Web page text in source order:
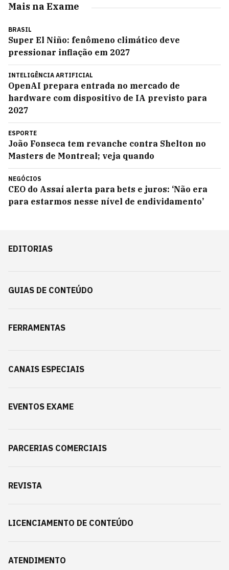
Mais na Exame
BRASIL
Super El Niño: fenômeno climático deve
pressionar inflação em 2027
INTELIGÊNCIA ARTIFICIAL
OpenAI prepara entrada no mercado de
hardware com dispositivo de IA previsto para
2027
ESPORTE
João Fonseca tem revanche contra Shelton no
Masters de Montreal; veja quando
NEGÓCIOS
CEO do Assaí alerta para bets e juros: ‘Não era
para estarmos nesse nível de endividamento’
EDITORIAS
GUIAS DE CONTEÚDO
FERRAMENTAS
CANAIS ESPECIAIS
EVENTOS EXAME
PARCERIAS COMERCIAIS
REVISTA
LICENCIAMENTO DE CONTEÚDO
ATENDIMENTO